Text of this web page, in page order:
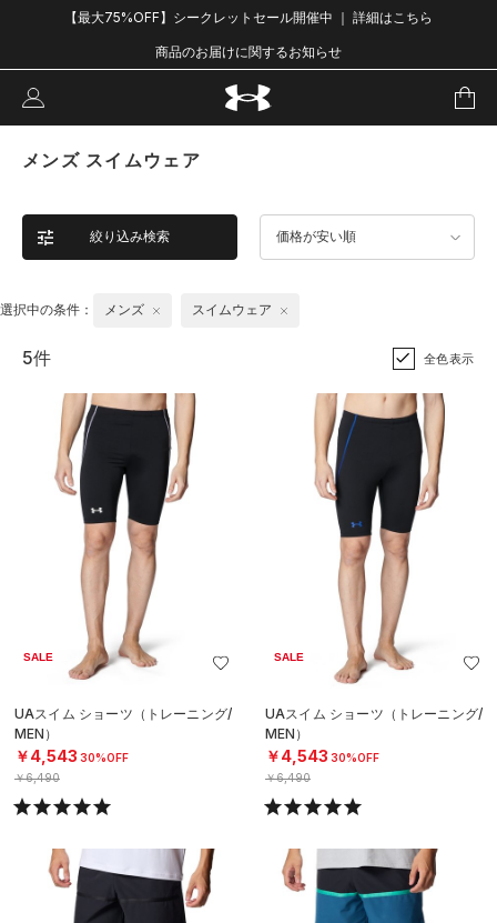
【最大75%OFF】シークレットセール開催中 ｜ 詳細はこちら
商品のお届けに関するお知らせ
メンズ スイムウェア
絞り込み検索 価格が安い順
選択中の条件： メンズ スイムウェア
5件 全色表示
SALE
UAスイム ショーツ（トレーニング/
MEN）
￥4,543 30%OFF
￥6,490
SALE
UAスイム ショーツ（トレーニング/
MEN）
￥4,543 30%OFF
￥6,490